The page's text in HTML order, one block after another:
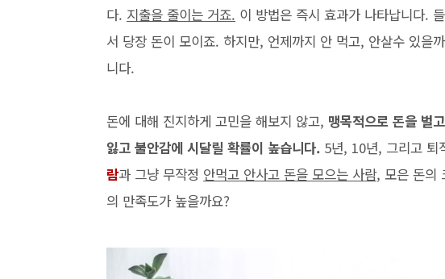
다. 지출을 줄이는 거죠. 이 방법은 즉시 효과가 나타납니다.
서 당장 돈이 모이죠. 하지만, 언제까지 안 먹고, 안살수 있을
니다.
돈에 대해 진지하게 고민을 해보지 않고, 맹목적으로 돈을 벌
잃고 불안감에 시달릴 확률이 높습니다. 5년, 10년, 그리고 퇴
람과 그냥 무작정 안먹고 안사고 돈을 모으는 사람, 모은 돈의
의 만족도가 높을까요?